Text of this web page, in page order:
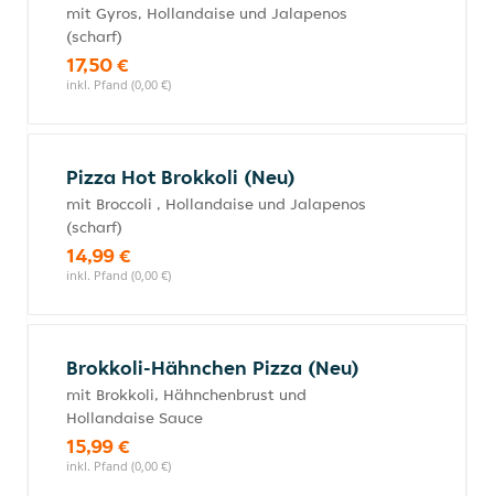
mit Gyros, Hollandaise und Jalapenos
(scharf)
17,50 €
inkl. Pfand (0,00 €)
Pizza Hot Brokkoli (Neu)
mit Broccoli , Hollandaise und Jalapenos
(scharf)
14,99 €
inkl. Pfand (0,00 €)
Brokkoli-Hähnchen Pizza (Neu)
mit Brokkoli, Hähnchenbrust und
Hollandaise Sauce
15,99 €
inkl. Pfand (0,00 €)